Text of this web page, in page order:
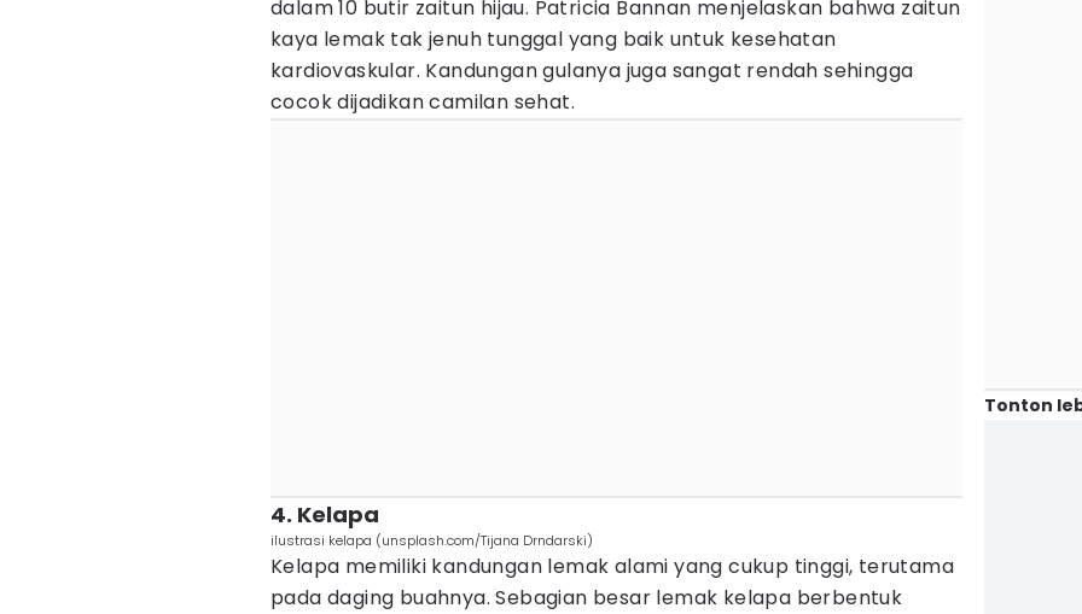
dalam 10 butir zaitun hijau. Patricia Bannan menjelaskan bahwa zaitun
kaya lemak tak jenuh tunggal yang baik untuk kesehatan
kardiovaskular. Kandungan gulanya juga sangat rendah sehingga
cocok dijadikan camilan sehat.
4. Kelapa
ilustrasi kelapa (unsplash.com/Tijana Drndarski)
Kelapa memiliki kandungan lemak alami yang cukup tinggi, terutama
pada daging buahnya. Sebagian besar lemak kelapa berbentuk
Tonton